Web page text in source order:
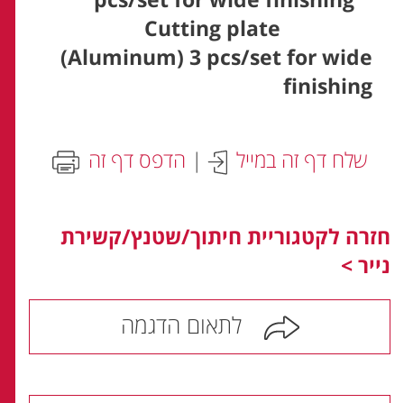
Cutting plate
(Aluminum) 3 pcs/set for wide
finishing
שלח דף זה במייל | הדפס דף זה
חזרה לקטגוריית חיתוך/שטנץ/קשירת
נייר >
לתאום הדגמה